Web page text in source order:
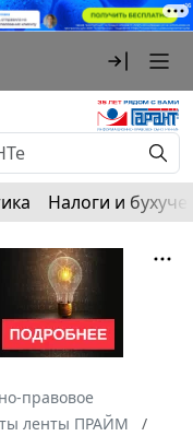
Налоги и
правовое
ленты ПРАЙМ